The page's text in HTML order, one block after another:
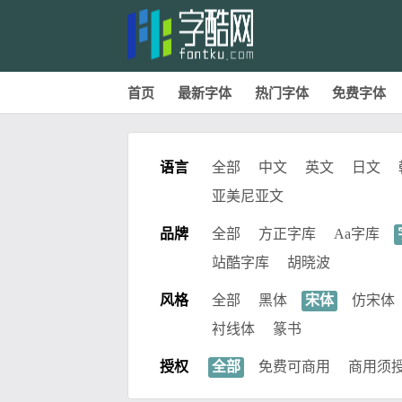
首页 最新字体 热门字体 免费字体
语言 全部 中文 英文 日文
亚美尼亚文
品牌 全部 方正字库 Aa字库
站酷字库
胡晓波
风格 全部 黑体 宋体
仿宋体
衬线体
篆书
授权 全部 免费可商用 商用须